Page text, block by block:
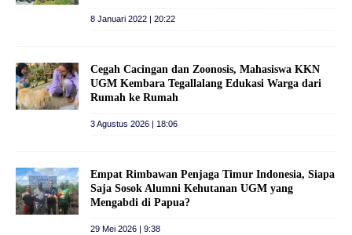
8 Januari 2022 | 20:22
Cegah Cacingan dan Zoonosis, Mahasiswa KKN
UGM Kembara Tegallalang Edukasi Warga dari
Rumah ke Rumah
3 Agustus 2026 | 18:06
Empat Rimbawan Penjaga Timur Indonesia, Siapa
Saja Sosok Alumni Kehutanan UGM yang
Mengabdi di Papua?
29 Mei 2026 | 9:38